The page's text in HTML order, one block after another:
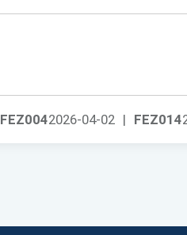
FEZ014
FEZ0042026-04-02 |